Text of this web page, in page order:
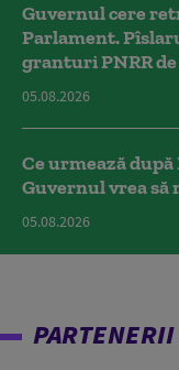
Guvernul cere
Parlament.
granturi PNRR
05.08.2026
Ce urmează
Guvernul vrea
05.08.2026